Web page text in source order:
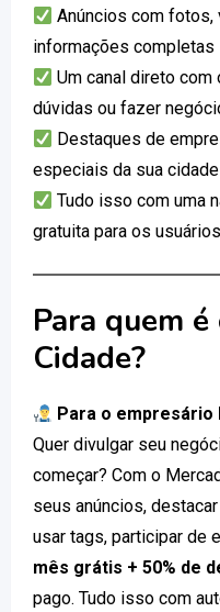
Anúncios com
informações completas
Um canal direto
dúvidas ou fazer
Destaques de
especiais da sua cidade
Tudo isso com uma
gratuita para os
Para quem
Cidade?
Para o empresário
Quer divulgar seu
começar? Com o
seus anúncios,
usar tags, participar de
mês grátis + 50% de
pago. Tudo isso com